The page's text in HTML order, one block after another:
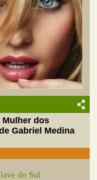
Mulher dos
Gabriel Medina
do Sul